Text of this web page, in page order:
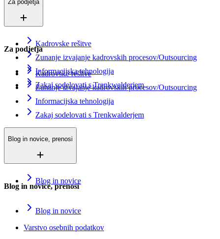
Za podjetja
Kadrovske rešitve
Zunanje izvajanje kadrovskih procesov/Outsourcing
Informacijska tehnologija
Zakaj sodelovati s Trenkwalderjem
Za podjetja
Kadrovske rešitve
Zunanje izvajanje kadrovskih procesov/Outsourcing
Informacijska tehnologija
Zakaj sodelovati s Trenkwalderjem
Blog in novice, prenosi
Blog in novice
Blog in novice, prenosi
Blog in novice
Varstvo osebnih podatkov